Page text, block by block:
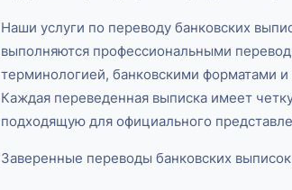
Наши услуги по переводу банковских
выполняются профессиональными
терминологией, банковскими форматами
Каждая переведенная выписка имеет
подходящую для официального
Заверенные переводы банковских